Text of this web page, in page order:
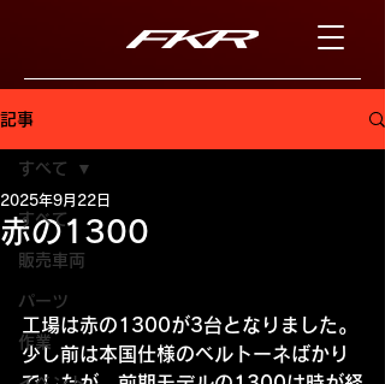
記事
すべて
販売車両
パーツ
作業
すべて
赤の1300
2025年9月22日
工場は赤の1300が3台となりました。
少し前は本国仕様のベルトーネばかり